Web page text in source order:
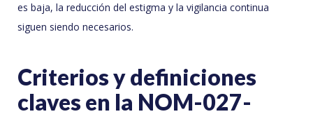
es baja, la reducción del estigma y la vigilancia continua
siguen siendo necesarios.
Criterios y definiciones
claves en la NOM-027-